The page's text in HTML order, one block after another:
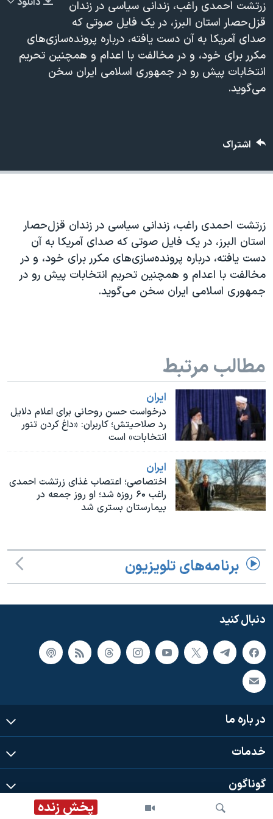
فرهنگ و زندگی
حقوق شهروندی
اقتصادی
علم و فناوری
آرشیو پخش زنده
مستندها
انتخابات ریاست جمهوری آمریکا ۲۰۲۴
حمله جمهوری اسلامی به اسرائیل
رمز مهسا
مجموعه مستندهای دادخواهی
قانون شفافیت دارائی کادر رهبری ایران
اعتراضات مردمی آبان ۹۸
اسرائیل در جنگ
نرگس محمدی برنده جایزه نوبل صلح
سفر پرزیدنت ترامپ به چین
دنبال کنید
زبانهای مختلف
پخش زنده
زرتشت احمدی راغب، زندانی سیاسی در زندان
قزل‌حصار استان البرز، در یک فایل صوتی که
صدای آمریکا به آن دست یافته، درباره پرونده‌سازی‌های
مکرر برای خود، و در مخالفت با اعدام و همچنین تحریم
انتخابات پیش رو در جمهوری اسلامی ایران سخن
می‌گوید.
اشتراک
زرتشت احمدی راغب، زندانی سیاسی در زندان قزل‌حصار
استان البرز، در یک فایل صوتی که صدای آمریکا به آن
دست یافته، درباره پرونده‌سازی‌های مکرر برای خود، و در
مخالفت با اعدام و همچنین تحریم انتخابات پیش رو در
جمهوری اسلامی ایران سخن می‌گوید.
مطالب مرتبط
ايران
درخواست حسن روحانی برای اعلام دلایل
رد صلاحیتش؛ کاربران: «داغ کردن تنور
انتخابات» است
ايران
اختصاصی؛ اعتصاب غذای زرتشت احمدی‌
راغب ۶۰‌‌ روزه شد؛ او روز جمعه در
بیمارستان بستری شد
برنامه‌های تلویزیون
دنبال کنید
در باره ما
خدمات
گوناگون